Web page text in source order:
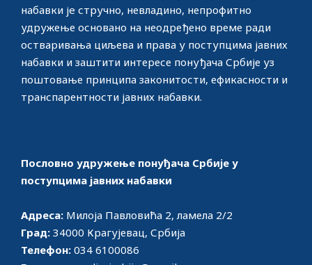
набавки јe стручно, невладино, непрофитно
удружење основано на неодређено време ради
остваривања циљева и права у поступцима јавних
набавки и заштити интересе понуђача Србије уз
поштовање принципа законитости, ефикасности и
транспарентности јавних набавки.
Пословно удружење понуђача Србије у
поступцима јавних набавки
Адреса: Милоја Павловића 2, ламела 2/2
Град: 34000 Крагујевац, Србија
Телефон: 034 6100086